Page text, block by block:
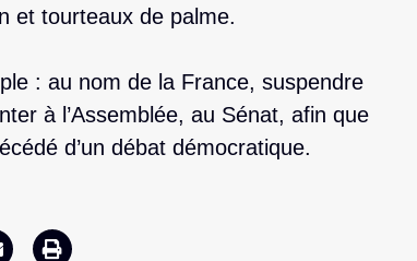
et tourteaux de palme.
: au nom de la France, suspendre
à l’Assemblée, au Sénat, afin que
d’un débat démocratique.